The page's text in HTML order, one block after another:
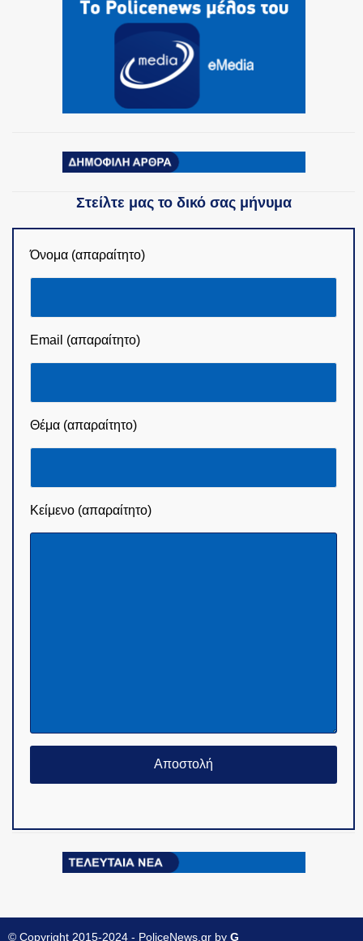
Στείλτε μας το δικό σας μήνυμα
Όνομα (απαραίτητο)
Email (απαραίτητο)
Θέμα (απαραίτητο)
Κείμενο (απαραίτητο)
© Copyright 2015-2024 - PoliceNews.gr by G